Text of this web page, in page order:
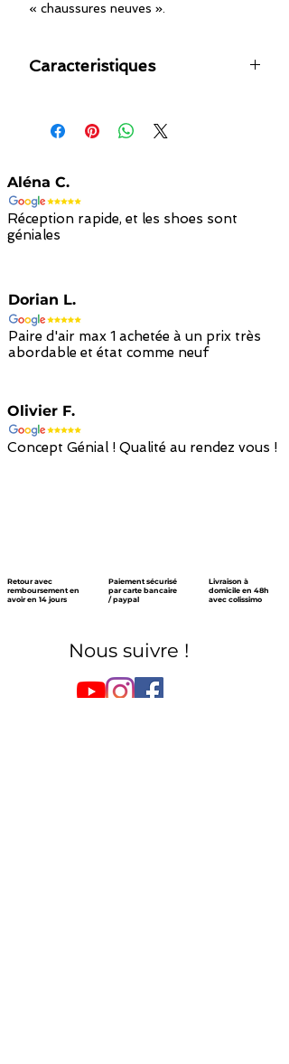
« chaussures neuves ».
Caracteristiques
Prolonge la vie des chaussures en
Résiste à l'eau
Restaure l'odeur de chaussure
neuve
Protège le cuir des UV
Aléna C.
Réception rapide, et les shoes sont
géniales
Dorian L.
Paire d'air max 1 achetée à un prix très
abordable et état comme neuf
Olivier F.
Concept Génial ! Qualité au rendez vous !
Retour avec
remboursement en
avoir en 14 jours
Paiement sécurisé
par carte bancaire
/ paypal
Livraison à
domicile en 48h
avec colissimo
Nous suivre !